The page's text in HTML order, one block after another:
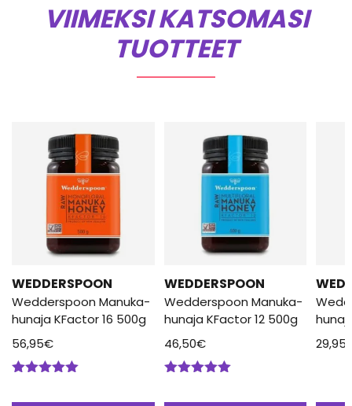
VIIMEKSI KATSOMASI
TUOTTEET
WEDDERSPOON
Wedderspoon Manuka-
hunaja KFactor 16 500g
56,95€
WEDDERSPOON
Wedderspoon Manuka-
hunaja KFactor 12 500g
46,50€
29,95